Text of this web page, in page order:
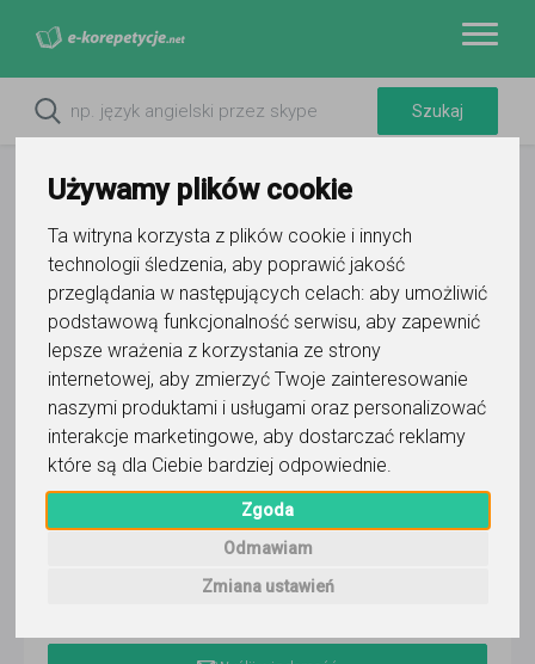
Używamy plików cookie
Ta witryna korzysta z plików cookie i innych
technologii śledzenia, aby poprawić jakość
przeglądania w następujących celach: aby umożliwić
podstawową funkcjonalność serwisu, aby zapewnić
lepsze wrażenia z korzystania ze strony
internetowej, aby zmierzyć Twoje zainteresowanie
naszymi produktami i usługami oraz personalizować
interakcje marketingowe, aby dostarczać reklamy
które są dla Ciebie bardziej odpowiednie.
Zgoda
Odmawiam
Zmiana ustawień
Do ulubionych
Oznacz wystąpienie kontaktu